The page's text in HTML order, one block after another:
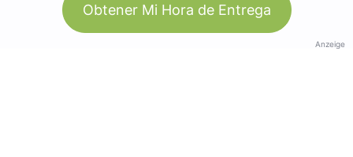
Obtener Mi Hora de Entrega
Anzeige